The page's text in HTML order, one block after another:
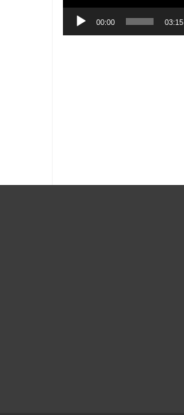
00:00 03:15